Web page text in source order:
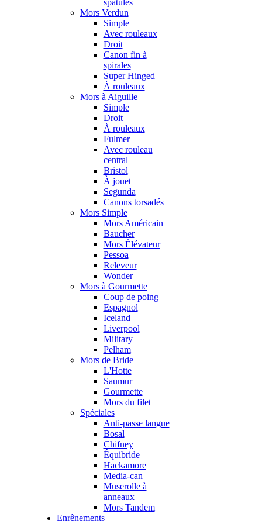
spatules
Mors Verdun
Simple
Avec rouleaux
Droit
Canon fin à
spirales
Super Hinged
À rouleaux
Mors à Aiguille
Simple
Droit
À rouleaux
Fulmer
Avec rouleau
central
Bristol
À jouet
Segunda
Canons torsadés
Mors Simple
Mors Américain
Baucher
Mors Élévateur
Pessoa
Releveur
Wonder
Mors à Gourmette
Coup de poing
Espagnol
Iceland
Liverpool
Military
Pelham
Mors de Bride
L'Hotte
Saumur
Gourmette
Mors du filet
Spéciales
Anti-passe langue
Bosal
Chifney
Équibride
Hackamore
Media-can
Muserolle à
anneaux
Mors Tandem
Enrênements